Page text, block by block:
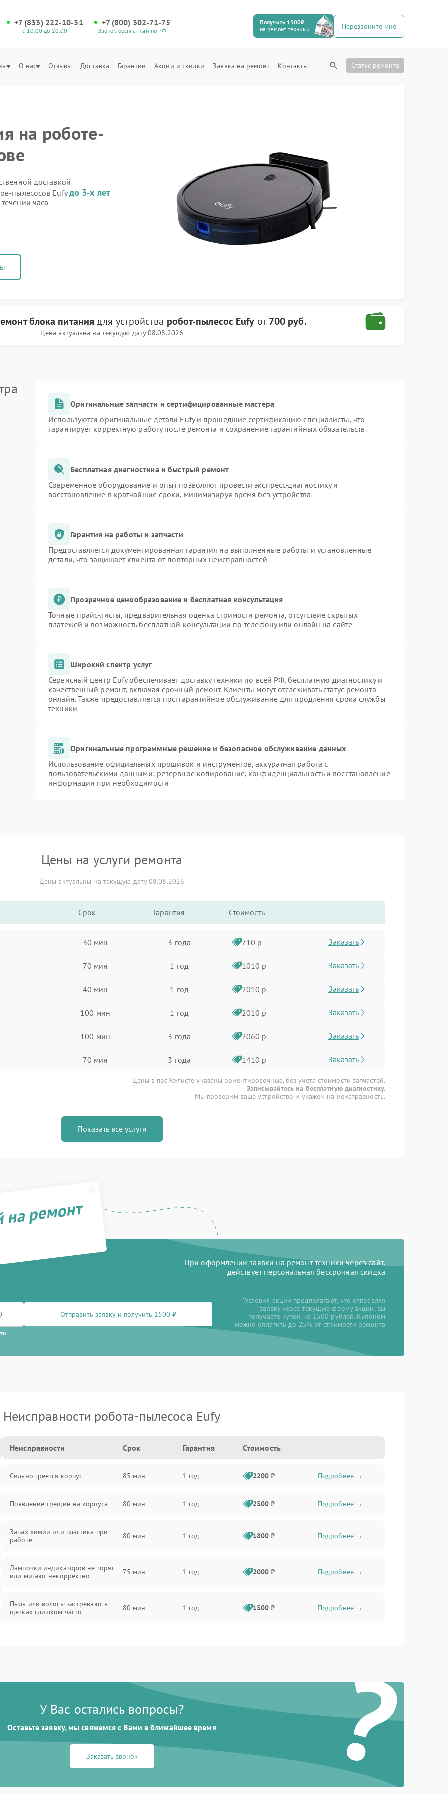
+7 (833) 222-10-31
с 10:00 до 20:00
+7 (800) 302-71-75
Звонок бесплатный по РФ
Получить 1500₽
на ремонт техники
Перезвоните мне
О нас Отзывы Доставка Гарантии Акции и скидки Заявка на ремонт Контакты Статус ремонта
на роботе-
доставкой
пылесосов Eufyдо 3-х лет
часа
блока питания для устройства робот-пылесос Eufy от700 руб.
Цена актуальна на текущую дату 08.08.2026
Оригинальные запчасти и сертифицированные мастера
Используются оригинальные детали Eufy и прошедшие сертификацию специалисты, что
гарантирует корректную работу после ремонта и сохранение гарантийных обязательств
Бесплатная диагностика и быстрый ремонт
Современное оборудование и опыт позволяют провести экспресс-диагностику и
восстановление в кратчайшие сроки, минимизируя время без устройства
Гарантия на работы и запчасти
Предоставляется документированная гарантия на выполненные работы и установленные
детали, что защищает клиента от повторных неисправностей
Прозрачное ценообразование и бесплатная консультация
Точные прайс-листы, предварительная оценка стоимости ремонта, отсутствие скрытых
платежей и возможность бесплатной консультации по телефону или онлайн на сайте
Широкий спектр услуг
Сервисный центр Eufy обеспечивает доставку техники по всей РФ, бесплатную диагностику и
качественный ремонт, включая срочный ремонт. Клиенты могут отслеживать статус ремонта
онлайн. Также предоставляется постгарантийное обслуживание для продления срока службы
техники
Оригинальные программные решение и безопасное обслуживание данных
Использование официальных прошивок и инструментов, аккуратная работа с
пользовательскими данными: резервное копирование, конфиденциальность и восстановление
информации при необходимости
Цены на услуги ремонта
Цены актуальны на текущую дату 08.08.2026
Срок Гарантия Стоимость
30 мин 3 года 710 р Заказать
70 мин 1 год 1010 р Заказать
40 мин 1 год 2010 р Заказать
100 мин 1 год 2010 р Заказать
100 мин 3 года 2060 р Заказать
70 мин 3 года 1410 р Заказать
Цены в прайс-листе указаны ориентировочные, без учета стоимости запчастей.
Записывайтесь на бесплатную диагностику.
Мы проверим ваше устройство и укажем на неисправность.
Показать все услуги
ремонт
При оформлении заявки на ремонт техники через сайт,
действует персональная бессрочная скидка
Отправить заявку и получить 1500 ₽
*Условия акции предполагают, что отправляя
заявку через текущую форму акции, вы
получаете купон на 1500 рублей. Купоном
можно оплатить до 25% от стоимости ремонта
Неисправности робота-пылесоса Eufy
Неисправности Срок Гарантия Стоимость
Сильно греется корпус 85 мин 1 год 2200 ₽ Подробнее →
Появление трещин на корпуса 80 мин 1 год 2500 ₽ Подробнее →
Запах химии или пластика при
работе
80 мин 1 год 1800 ₽ Подробнее →
Лампочки индикаторов не горят
или мигают некорректно
75 мин 1 год 2000 ₽ Подробнее →
Пыль или волосы застревают в
щетках слишком часто
80 мин 1 год 1500 ₽ Подробнее →
?
У Вас остались вопросы?
Оставьте заявку, мы свяжемся с Вами в ближайшее время
Заказать звонок